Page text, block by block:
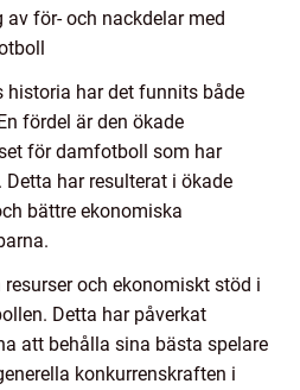
för- och nackdelar med
historia har det funnits både
fördel är den ökade
för damfotboll som har
har resulterat i ökade
bättre ekonomiska
och ekonomiskt stöd i
Detta har påverkat
att behålla sina bästa spelare
konkurrenskraften i